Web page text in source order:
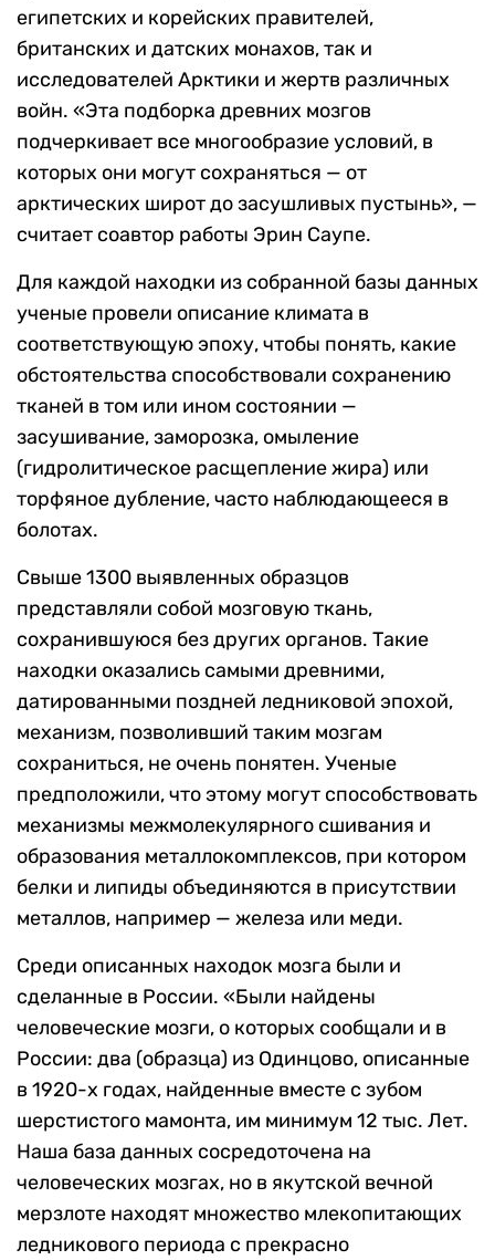
египетских и корейских правителей,
британских и датских монахов, так и
исследователей Арктики и жертв различных
войн. «Эта подборка древних мозгов
подчеркивает все многообразие условий, в
которых они могут сохраняться — от
арктических широт до засушливых пустынь», —
считает соавтор работы Эрин Саупе.
Для каждой находки из собранной базы данных
ученые провели описание климата в
соответствующую эпоху, чтобы понять, какие
обстоятельства способствовали сохранению
тканей в том или ином состоянии —
засушивание, заморозка, омыление
(гидролитическое расщепление жира) или
торфяное дубление, часто наблюдающееся в
болотах.
Свыше 1300 выявленных образцов
представляли собой мозговую ткань,
сохранившуюся без других органов. Такие
находки оказались самыми древними,
датированными поздней ледниковой эпохой,
механизм, позволивший таким мозгам
сохраниться, не очень понятен. Ученые
предположили, что этому могут способствовать
механизмы межмолекулярного сшивания и
образования металлокомплексов, при котором
белки и липиды объединяются в присутствии
металлов, например — железа или меди.
Среди описанных находок мозга были и
сделанные в России. «Были найдены
человеческие мозги, о которых сообщали и в
России: два (образца) из Одинцово, описанные
в 1920-х годах, найденные вместе с зубом
шерстистого мамонта, им минимум 12 тыс. Лет.
Наша база данных сосредоточена на
человеческих мозгах, но в якутской вечной
мерзлоте находят множество млекопитающих
ледникового периода с прекрасно